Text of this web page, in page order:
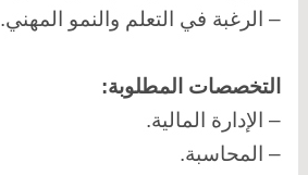
– الرغبة في التعلم والنمو المهني.
التخصصات المطلوبة:
– الإدارة المالية.
– المحاسبة.